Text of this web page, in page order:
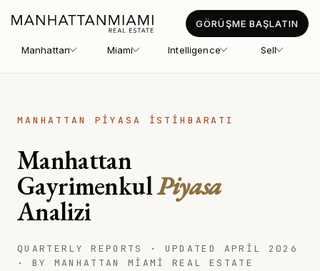
Manhattan Miami Intelligence Sell
GÖRÜŞME BAŞLATIN
MANHATTAN PIYASA İSTIHBARATI
Manhattan
GayrimenkulPiyasa
Analizi
QUARTERLY REPORTS · UPDATED APRIL 2026
· BY MANHATTAN MIAMI REAL ESTATE